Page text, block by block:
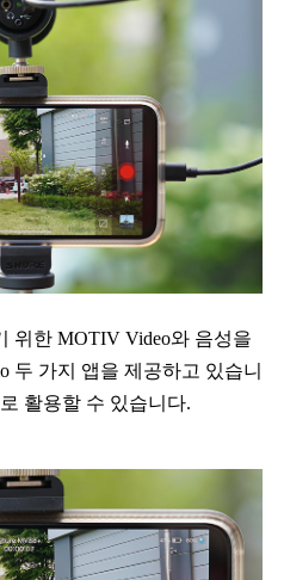
위한 MOTIV Video와 음성을
두 가지 앱을 제공하고 있습니
활용할 수 있습니다.